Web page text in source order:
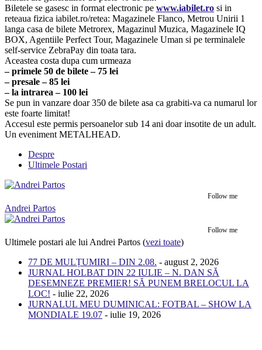
Biletele se gasesc in format electronic pe www.iabilet.ro si in
reteaua fizica iabilet.ro/retea: Magazinele Flanco, Metrou Unirii 1
langa casa de bilete Metrorex, Magazinul Muzica, Magazinele IQ
BOX, Agentiile Perfect Tour, Magazinele Uman si pe terminalele
self-service ZebraPay din toata tara.
Aceastea costa dupa cum urmeaza
– primele 50 de bilete – 75 lei
– presale – 85 lei
– la intrarea – 100 lei
Se pun in vanzare doar 350 de bilete asa ca grabiti-va ca numarul lor
este foarte limitat!
Accesul este permis persoanelor sub 14 ani doar insotite de un adult.
Un eveniment METALHEAD.
Despre
Ultimele Postari
Follow me
Andrei Partos
Follow me
Ultimele postari ale lui Andrei Partos (vezi toate)
77 DE MULȚUMIRI – DIN 2.08. - august 2, 2026
JURNAL HOLBAT DIN 22 IULIE – N. DAN SĂ
DESEMNEZE PREMIER! SĂ PUNEM BRELOCUL LA
LOC! - iulie 22, 2026
JURNALUL MEU DUMINICAL: FOTBAL – SHOW LA
MONDIALE 19.07 - iulie 19, 2026